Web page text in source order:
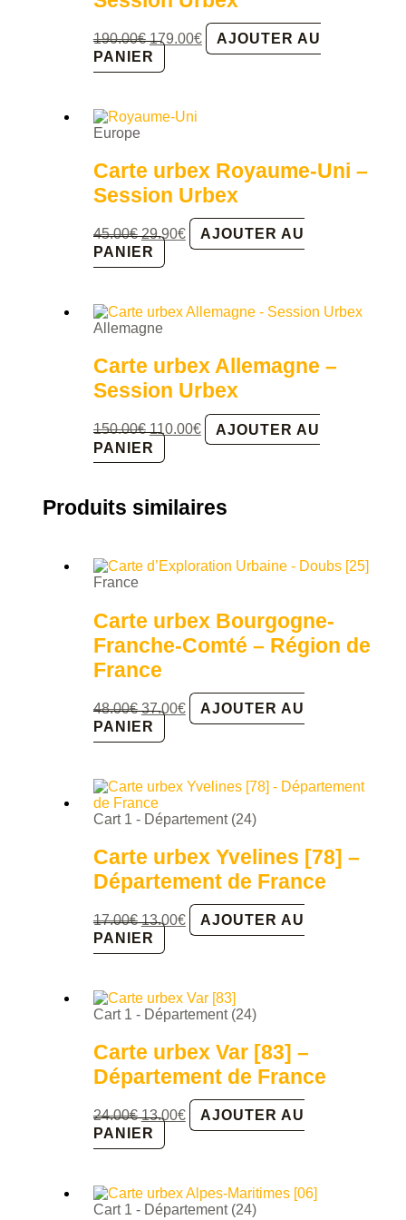
190.00€ Le
prix
initial
179.00€Le
prix
AJOUTER AU
PANIER
Europe
Carte urbex Royaume-Uni –
Session Urbex
45.00€ Le
prix
initial
29.90€Le
prix
AJOUTER AU
PANIER
Allemagne
Carte urbex Allemagne –
Session Urbex
150.00€ Le
prix
initial
110.00€Le
prix
AJOUTER AU
PANIER
Produits similaires
France
Carte urbex Bourgogne-
Franche-Comté – Région de
France
48.00€ Le
prix
initial
37.00€Le
prix
AJOUTER AU
PANIER
Cart 1 - Département (24)
Carte urbex Yvelines [78] –
Département de France
17.00€ Le
prix
initial
13.00€Le
prix
AJOUTER AU
PANIER
Cart 1 - Département (24)
Carte urbex Var [83] –
Département de France
24.00€ Le
prix
initial
13.00€Le
prix
AJOUTER AU
PANIER
Cart 1 - Département (24)